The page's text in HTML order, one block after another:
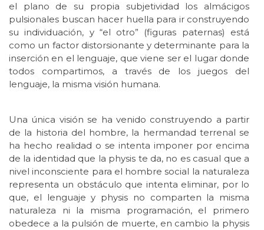
el plano de su propia subjetividad los almácigos
pulsionales buscan hacer huella para ir construyendo
su individuación, y “el otro” (figuras paternas) está
como un factor distorsionante y determinante para la
inserción en el lenguaje, que viene ser el lugar donde
todos compartimos, a través de los juegos del
lenguaje, la misma visión humana.
Una única visión se ha venido construyendo a partir
de la historia del hombre, la hermandad terrenal se
ha hecho realidad o se intenta imponer por encima
de la identidad que la physis te da, no es casual que a
nivel inconsciente para el hombre social la naturaleza
representa un obstáculo que intenta eliminar, por lo
que, el lenguaje y physis no comparten la misma
naturaleza ni la misma programación, el primero
obedece a la pulsión de muerte, en cambio la physis